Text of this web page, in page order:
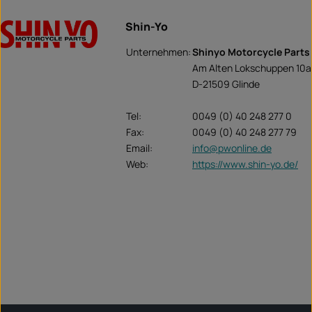
Shin-Yo
Unternehmen:Shinyo Motorcycle Parts
Am Alten Lokschuppen 10a
D-21509 Glinde
Tel:
0049 (0) 40 248 277 0
Fax:
0049 (0) 40 248 277 79
Email:
info@pwonline.de
Web:
https://www.shin-yo.de/